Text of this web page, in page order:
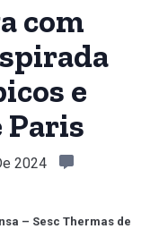
com
e
Paris
2024
– Sesc Thermas de